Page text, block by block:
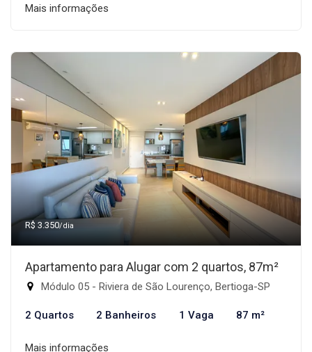
Mais informações
R$ 3.350/dia
Apartamento para Alugar com 2 quartos, 87m²
Módulo 05 - Riviera de São Lourenço, Bertioga-SP
2 Quartos 2 Banheiros 1 Vaga 87 m²
Mais informações